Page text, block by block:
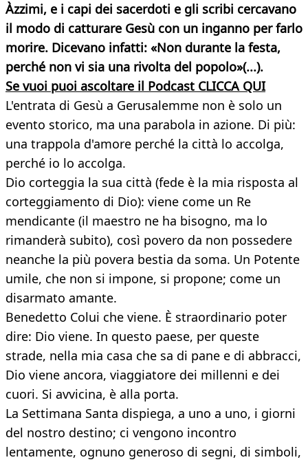
Àzzimi, e i capi dei sacerdoti e gli scribi cercavano
il modo di catturare Gesù con un inganno per farlo
morire. Dicevano infatti: «Non durante la festa,
perché non vi sia una rivolta del popolo»(...).
Se vuoi puoi ascoltare il Podcast CLICCA QUI
L'entrata di Gesù a Gerusalemme non è solo un
evento storico, ma una parabola in azione. Di più:
una trappola d'amore perché la città lo accolga,
perché io lo accolga.
Dio corteggia la sua città (fede è la mia risposta al
corteggiamento di Dio): viene come un Re
mendicante (il maestro ne ha bisogno, ma lo
rimanderà subito), così povero da non possedere
neanche la più povera bestia da soma. Un Potente
umile, che non si impone, si propone; come un
disarmato amante.
Benedetto Colui che viene. È straordinario poter
dire: Dio viene. In questo paese, per queste
strade, nella mia casa che sa di pane e di abbracci,
Dio viene ancora, viaggiatore dei millenni e dei
cuori. Si avvicina, è alla porta.
La Settimana Santa dispiega, a uno a uno, i giorni
del nostro destino; ci vengono incontro
lentamente, ognuno generoso di segni, di simboli,